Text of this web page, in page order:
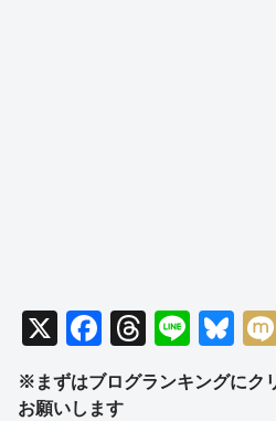
X
F
a
c
T
hr
e
Li
n
e
Bl
e
※まずはブログランキングにク
お願いします